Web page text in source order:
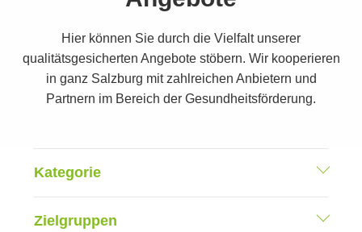
Suche
Hier können Sie durch die Vielfalt unserer
qualitätsgesicherten Angebote stöbern. Wir kooperieren
in ganz Salzburg mit zahlreichen Anbietern und
Partnern im Bereich der Gesundheitsförderung.
Kategorie
Zielgruppen